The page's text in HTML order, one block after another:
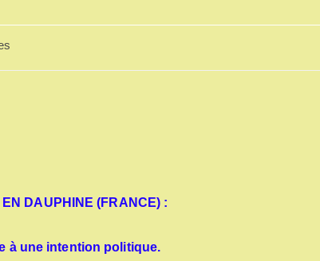
DAUPHINE (FRANCE) :
à une intention politique.